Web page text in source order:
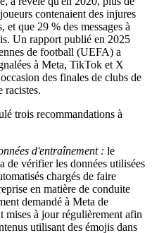
contenaient des injures
que 29 % des messages à
Un rapport publié en 2025
de football (UEFA) a
à Meta, TikTok et X
des finales de clubs de
racistes.
trois recommandations à
d'entraînement : le
de vérifier les données utilisées
chargés de faire
en matière de conduite
demandé à Meta de
mises à jour régulièrement afin
utilisant des émojis dans